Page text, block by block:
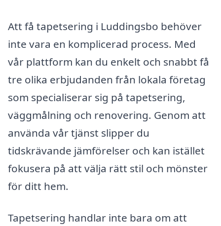
Att få tapetsering i Luddingsbo behöver
inte vara en komplicerad process. Med
vår plattform kan du enkelt och snabbt få
tre olika erbjudanden från lokala företag
som specialiserar sig på tapetsering,
väggmålning och renovering. Genom att
använda vår tjänst slipper du
tidskrävande jämförelser och kan istället
fokusera på att välja rätt stil och mönster
för ditt hem.
Tapetsering handlar inte bara om att